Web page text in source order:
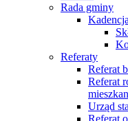
Rada gminy
Referaty
Referat
Referat
Urząd